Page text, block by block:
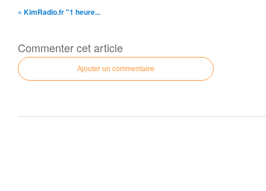
« KimRadio.fr "1 heure...
Commenter cet article
Ajouter un commentaire